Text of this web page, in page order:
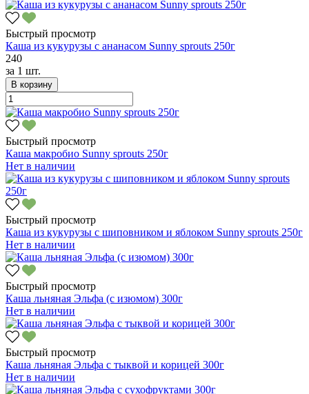
Быстрый просмотр
Каша из кукурузы с ананасом Sunny sprouts 250г
240
за 1 шт.
В корзину
Быстрый просмотр
Каша макробио Sunny sprouts 250г
Нет в наличии
Быстрый просмотр
Каша из кукурузы с шиповником и яблоком Sunny sprouts 250г
Нет в наличии
Быстрый просмотр
Каша льняная Эльфа (с изюмом) 300г
Нет в наличии
Быстрый просмотр
Каша льняная Эльфа с тыквой и корицей 300г
Нет в наличии